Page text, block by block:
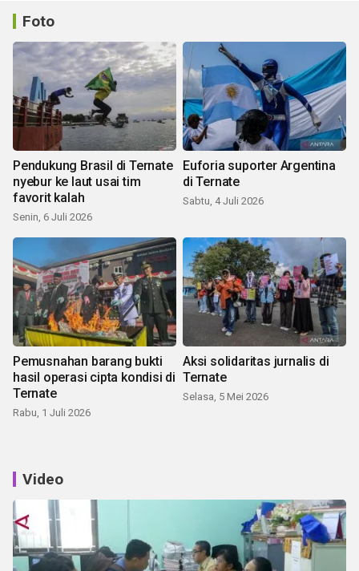
Foto
Pendukung Brasil di Ternate
nyebur ke laut usai tim
favorit kalah
Senin, 6 Juli 2026
Euforia suporter Argentina
di Ternate
Sabtu, 4 Juli 2026
Pemusnahan barang bukti
hasil operasi cipta kondisi di
Ternate
Rabu, 1 Juli 2026
Aksi solidaritas jurnalis di
Ternate
Selasa, 5 Mei 2026
Video